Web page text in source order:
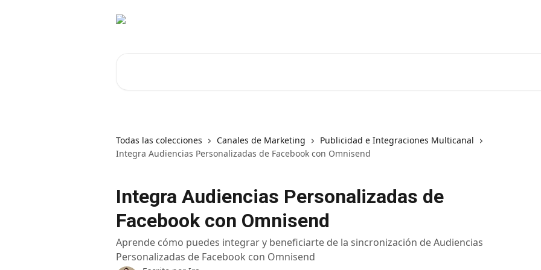
Todas las colecciones Canales de Marketing
Publicidad e Integraciones Multicanal
Integra Audiencias Personalizadas de Facebook con Omnisend
Integra Audiencias Personalizadas de
Facebook con Omnisend
Aprende cómo puedes integrar y beneficiarte de la sincronización de Audiencias
Personalizadas de Facebook con Omnisend